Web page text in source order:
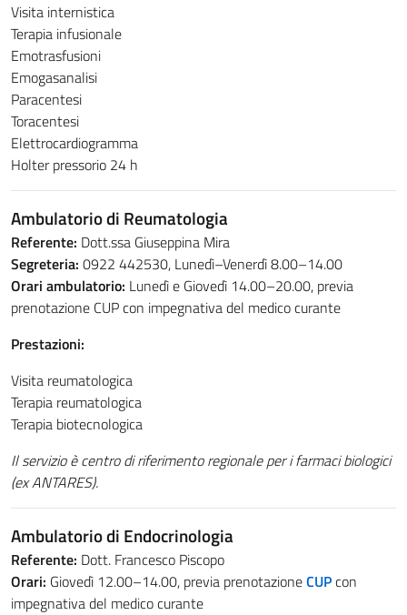
Visita internistica
Terapia infusionale
Emotrasfusioni
Emogasanalisi
Paracentesi
Toracentesi
Elettrocardiogramma
Holter pressorio 24 h
Ambulatorio di Reumatologia
Referente: Dott.ssa Giuseppina Mira
Segreteria: 0922 442530, Lunedì–Venerdì 8.00–14.00
Orari ambulatorio: Lunedì e Giovedì 14.00–20.00, previa
prenotazione CUP con impegnativa del medico curante
Prestazioni:
Visita reumatologica
Terapia reumatologica
Terapia biotecnologica
Il servizio è centro di riferimento regionale per i farmaci biologici
(ex ANTARES).
Ambulatorio di Endocrinologia
Referente: Dott. Francesco Piscopo
Orari: Giovedì 12.00–14.00, previa prenotazioneCUPcon
impegnativa del medico curante